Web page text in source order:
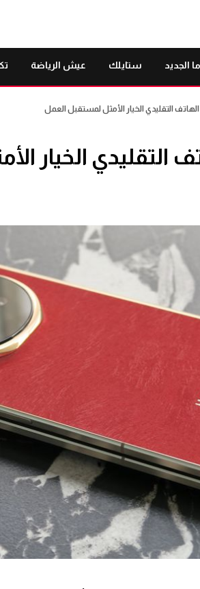
ما الجديد ستايلك عيش الرياضة
الهاتف التقليدي الخيار الأمثل لمستقبل العمل
التقليدي الخيار